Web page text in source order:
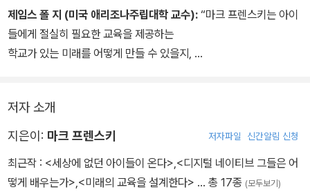
교육자뿐만 아니라 교육에 관심을 가진 사람이라면
누구나 반드시 읽어야 할 필독서이다.”
제임스 폴 지 (미국 애리조나주립대학 교수): “마크 프렌스키는 아이
들에게 절실히 필요한 교육을 제공하는
학교가 있는 미래를 어떻게 만들 수 있을지,
저자 소개
지은이: 마크 프렌스키 저자파일 신간알림 신청
최근작 : <세상에 없던 아이들이 온다>,<디지털 네이티브 그들은 어
떻게 배우는가>,<미래의 교육을 설계한다> … 총 17종 (모두보기)